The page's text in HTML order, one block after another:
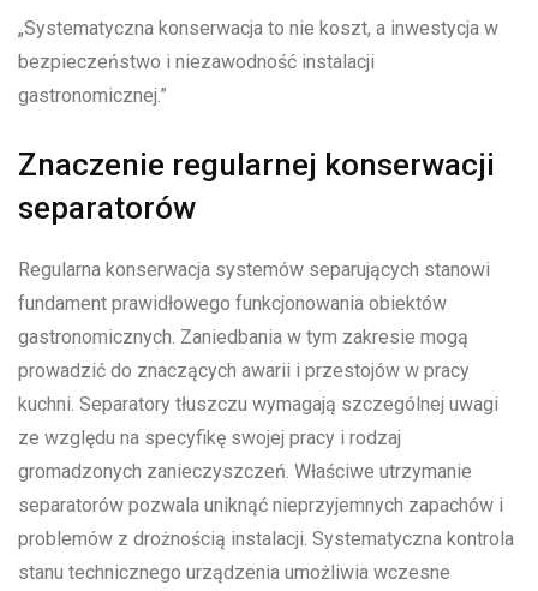
„Systematyczna konserwacja to nie koszt, a inwestycja w
bezpieczeństwo i niezawodność instalacji
gastronomicznej.”
Znaczenie regularnej konserwacji
separatorów
Regularna konserwacja systemów separujących stanowi
fundament prawidłowego funkcjonowania obiektów
gastronomicznych. Zaniedbania w tym zakresie mogą
prowadzić do znaczących awarii i przestojów w pracy
kuchni. Separatory tłuszczu wymagają szczególnej uwagi
ze względu na specyfikę swojej pracy i rodzaj
gromadzonych zanieczyszczeń. Właściwe utrzymanie
separatorów pozwala uniknąć nieprzyjemnych zapachów i
problemów z drożnością instalacji. Systematyczna kontrola
stanu technicznego urządzenia umożliwia wczesne